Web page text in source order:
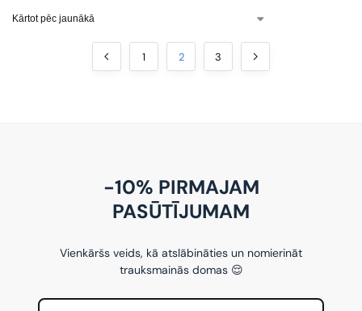
1 2 3
-10% PIRMAJAM
PASŪTĪJUMAM
Vienkāršs veids, kā atslābināties un nomierināt
trauksmainās domas 😌